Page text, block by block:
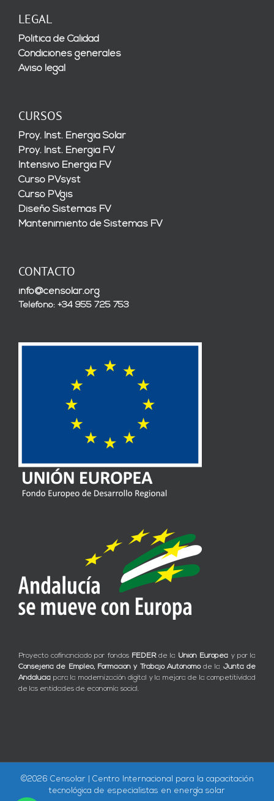
LEGAL
Política de Calidad
Condiciones generales
Aviso legal
CURSOS
Proy. Inst. Energía Solar
Proy. Inst. Energía FV
Intensivo Energía FV
Curso PVsyst
Curso PVgis
Diseño Sistemas FV
Mantenimiento de Sistemas FV
CONTACTO
info@censolar.org
Teléfono: +34 955 725 753
Proyecto cofinanciado por fondos FEDERde la Unión Europea y por la
Consejería de Empleo, Formación y Trabajo Autónomode la Junta de
Andalucía para la modernización digital y la mejora de la competitividad
de las entidades de economía social.
©2026 Censolar | Centro Internacional para la capacitación
tecnológica de especialistas en energía solar